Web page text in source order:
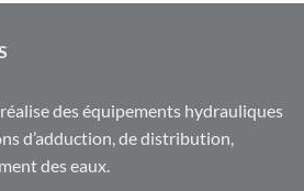
des équipements hydrauliques
d’adduction, de distribution,
des eaux.